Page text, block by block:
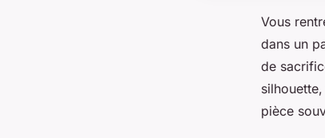
Vous
dans un
de
pièce